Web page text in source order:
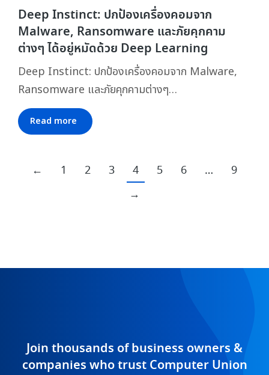
Deep Instinct: ปกป้องเครื่องคอมจาก
Malware, Ransomware และภัยคุกคาม
ต่างๆ ได้อยู่หมัดด้วย Deep Learning
Deep Instinct: ปกป้องเครื่องคอมจาก Malware,
Ransomware และภัยคุกคามต่างๆ…
Read more
← 1 2 3 4 5 6 …
9
→
Join thousands of business owners &
companies who trust Computer Union